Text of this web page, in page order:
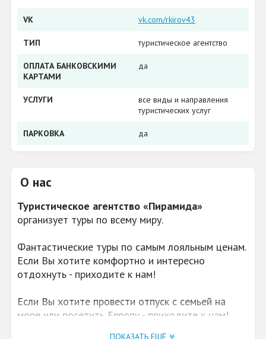
О нас
Туристическое агентство «Пирамида»
организует туры по всему миру.
Фантастические туры по самым лояльным ценам.
Если Вы хотите комфортно и интересно
отдохнуть - приходите к нам!
Если Вы хотите провести отпуск с семьей на
море или посетить Европу - приходите к нам!
ПОКАЗАТЬ ЕЩЁ
VK vk.com/rkirov43
ТИП туристическое агентство
ОПЛАТА БАНКОВСКИМИ
КАРТАМИ
да
УСЛУГИ
все виды и направления
туристических услуг
ПАРКОВКА да